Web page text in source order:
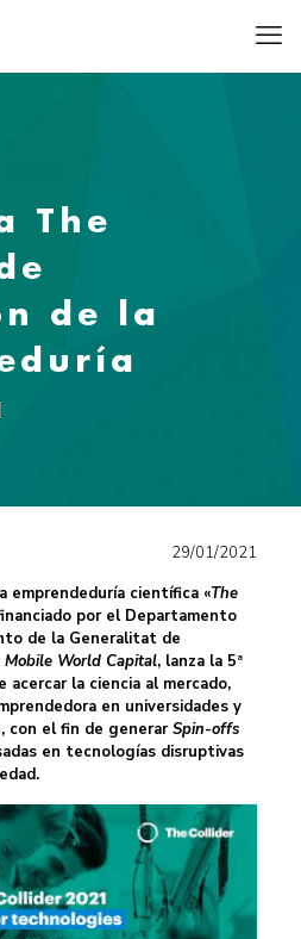
The
de la
29/01/2021
emprendeduría científica «The
por el Departamento
de la Generalitat de
Mobile World Capital, lanza la 5ª
la ciencia al mercado,
en universidades y
con el fin de generarSpin-offs
en tecnologías disruptivas